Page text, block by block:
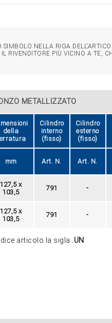
SIMBOLO NELLA RIGA
RIVENDITORE PIÙ VICINO A TE,
METALLIZZATO
della
Cilindro
interno
(fisso)
Cilindro
esterno
(fisso)
mm Art. N. Art. N.
127,5 x
103,5
791 -
127,5 x
103,5
791 -
articolo la sigla .UN